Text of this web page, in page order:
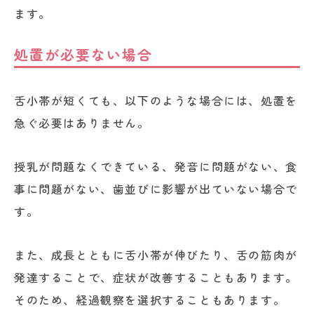
ます。
処置が必要ない場合
舌小帯が短くても、以下のような場合には、処置を
急ぐ必要はありません。
授乳が問題なくできている、発音に問題がない、食
事に問題がない、歯並びに影響が出ていない場合で
す。
また、成長とともに舌小帯が伸びたり、舌の筋肉が
発達することで、症状が改善することもあります。
そのため、経過観察を選択することもあります。